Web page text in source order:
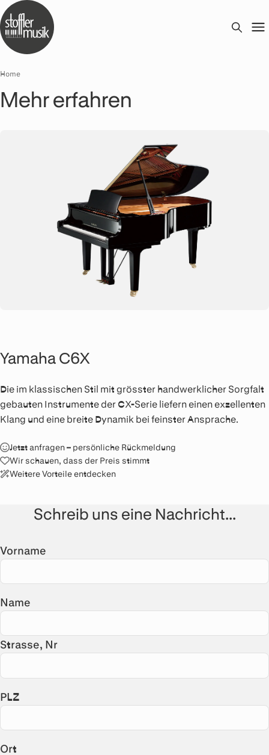
Home
Mehr erfahren
Yamaha C6X
Die im klassischen Stil mit grösster handwerklicher Sorgfalt
gebauten Instrumente der CX-Serie liefern einen exzellenten
Klang und eine breite Dynamik bei feinster Ansprache.
Jetzt anfragen – persönliche Rückmeldung
Wir schauen, dass der Preis stimmt
Weitere Vorteile entdecken
Schreib uns eine Nachricht...
Vorname
Name
Strasse, Nr
PLZ
Ort